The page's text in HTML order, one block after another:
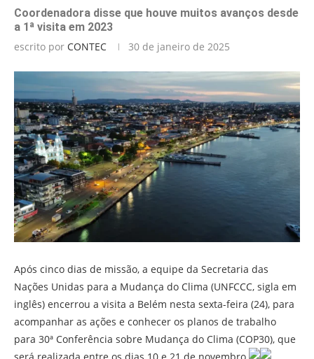
Coordenadora disse que houve muitos avanços desde
a 1ª visita em 2023
escrito por CONTEC 30 de janeiro de 2025
Após cinco dias de missão, a equipe da Secretaria das
Nações Unidas para a Mudança do Clima (UNFCCC, sigla em
inglês) encerrou a visita a Belém nesta sexta-feira (24), para
acompanhar as ações e conhecer os planos de trabalho
para 30ª Conferência sobre Mudança do Clima (COP30), que